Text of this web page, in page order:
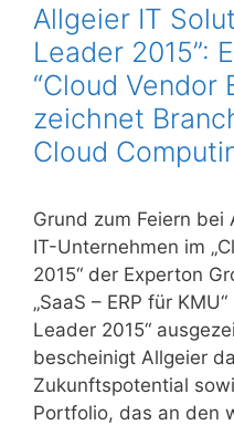
Allgeier IT
Leader 2015”:
“Cloud Vendor
zeichnet
Cloud
Grund zum Feiern bei
IT-Unternehmen im
2015“ der Experton
„SaaS – ERP für
Leader 2015“
bescheinigt Allgeier
Zukunftspotential
Portfolio, das an den